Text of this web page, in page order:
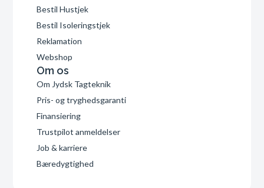
Bestil Hustjek
Bestil Isoleringstjek
Reklamation
Webshop
Om os
Om Jydsk Tagteknik
Pris- og tryghedsgaranti
Finansiering
Trustpilot anmeldelser
Job & karriere
Bæredygtighed